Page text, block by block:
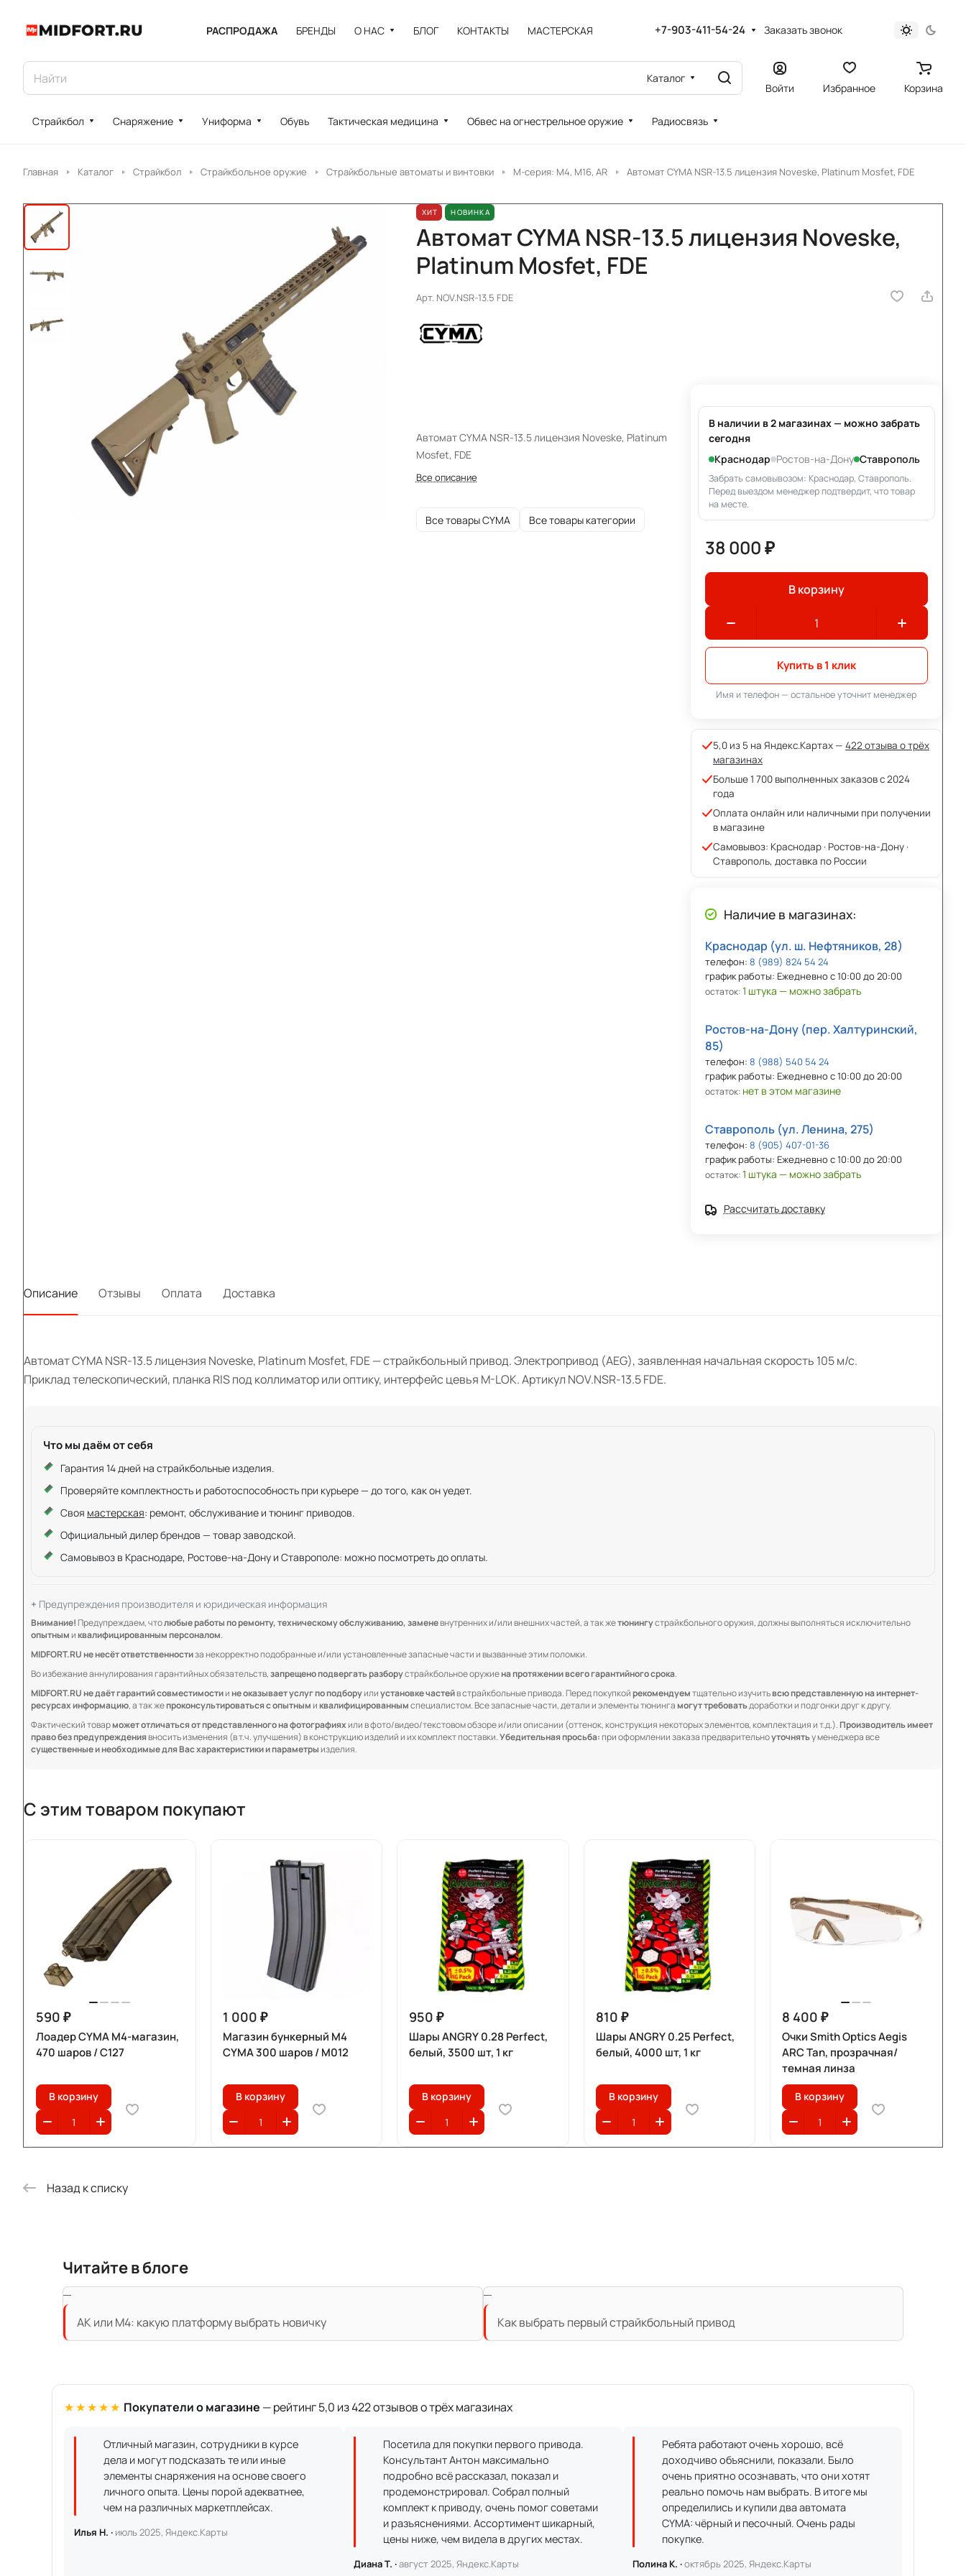
РАСПРОДАЖА БРЕНДЫ О НАС БЛОГ КОНТАКТЫ МАСТЕРСКАЯ +7-903-411-54-24 Заказать звонок
Каталог
Войти Избранное Корзина
Страйкбол Снаряжение Униформа Обувь Тактическая медицина Обвес на огнестрельное оружие Радиосвязь
Главная Каталог Страйкбол Страйкбольное оружие Страйкбольные автоматы и винтовки M-серия: M4, M16, AR Автомат CYMA NSR-13.5 лицензия Noveske, Platinum Mosfet, FDE
ХИТ НОВИНКА
Автомат CYMA NSR-13.5 лицензия Noveske,
Platinum Mosfet, FDE
Арт. NOV.NSR-13.5 FDE
Автомат CYMA NSR-13.5 лицензия Noveske, Platinum
Mosfet, FDE
Все описание
Все товары CYMA Все товары категории
В наличии в 2 магазинах — можно забрать
сегодня
Краснодар Ростов-на-Дону Ставрополь
Забрать самовывозом: Краснодар, Ставрополь.
Перед выездом менеджер подтвердит, что товар
на месте.
38 000 ₽
В корзину
Купить в 1 клик
Имя и телефон — остальное уточнит менеджер
5,0 из 5 на Яндекс.Картах — 422 отзыва о трёх
магазинах
Больше 1 700 выполненных заказов с 2024
года
Оплата онлайн или наличными при получении
в магазине
Самовывоз: Краснодар · Ростов-на-Дону ·
Ставрополь, доставка по России
Наличие в магазинах:
Краснодар (ул. ш. Нефтяников, 28)
телефон: 8 (989) 824 54 24
график работы: Ежедневно с 10:00 до 20:00
остаток:1 штука — можно забрать
Ростов-на-Дону (пер. Халтуринский,
85)
телефон: 8 (988) 540 54 24
график работы: Ежедневно с 10:00 до 20:00
остаток: нет в этом магазине
Ставрополь (ул. Ленина, 275)
телефон: 8 (905) 407-01-36
график работы: Ежедневно с 10:00 до 20:00
остаток:1 штука — можно забрать
Рассчитать доставку
Описание Отзывы Оплата Доставка
Автомат CYMA NSR-13.5 лицензия Noveske, Platinum Mosfet, FDE — страйкбольный привод. Электропривод (AEG), заявленная начальная скорость 105 м/с.
Приклад телескопический, планка RIS под коллиматор или оптику, интерфейс цевья M-LOK. Артикул NOV.NSR-13.5 FDE.
Что мы даём от себя
Гарантия 14 дней на страйкбольные изделия.
Проверяйте комплектность и работоспособность при курьере — до того, как он уедет.
Своя мастерская: ремонт, обслуживание и тюнинг приводов.
Официальный дилер брендов — товар заводской.
Самовывоз в Краснодаре, Ростове-на-Дону и Ставрополе: можно посмотреть до оплаты.
Предупреждения производителя и юридическая информация
Внимание! Предупреждаем, чтолюбые работы по ремонту, техническому обслуживанию, заменевнутренних и/или внешних частей, а так жетюнингустрайкбольного оружия, должны выполняться исключительно
опытнымиквалифицированным персоналом.
MIDFORT.RU не несёт ответственностиза некорректно подобранные и/или установленные запасные части и вызванные этим поломки.
Во избежание аннулирования гарантийных обязательств,запрещено подвергать разборустрайкбольное оружиена протяжении всего гарантийного срока.
MIDFORT.RU не даёт гарантий совместимостиине оказывает услуг по подборуилиустановке частейв страйкбольные привода. Перед покупкойрекомендуемтщательно изучитьвсю представленную на интернет-
ресурсах информацию, а так жепроконсультироваться с опытнымиквалифицированнымспециалистом. Все запасные части, детали и элементы тюнингамогут требоватьдоработки и подгонки друг к другу.
Фактический товарможет отличаться от представленного на фотографияхили в фото/видео/текстовом обзоре и/или описании (оттенок, конструкция некоторых элементов, комплектация и т.д.). Производитель имеет
право без предупреждениявносить изменения (в т.ч. улучшения) в конструкцию изделий и их комплект поставки.Убедительная просьба:при оформлении заказа предварительноуточнятьу менеджера все
существенные и необходимые для Вас характеристики и параметрыизделия.
С этим товаром покупают
590 ₽
Лоадер CYMA M4-магазин,
470 шаров / C127
В корзину
1 000 ₽
Магазин бункерный M4
CYMA 300 шаров / М012
В корзину
950 ₽
Шары ANGRY 0.28 Perfect,
белый, 3500 шт, 1 кг
В корзину
810 ₽
Шары ANGRY 0.25 Perfect,
белый, 4000 шт, 1 кг
В корзину
8 400 ₽
Очки Smith Optics Aegis
ARC Tan, прозрачная/
темная линза
В корзину
Назад к списку
Читайте в блоге
АК или M4: какую платформу выбрать новичку Как выбрать первый страйкбольный привод
★★★★★ Покупатели о магазине — рейтинг 5,0 из 422 отзывов о трёх магазинах
Отличный магазин, сотрудники в курсе
дела и могут подсказать те или иные
элементы снаряжения на основе своего
личного опыта. Цены порой адекватнее,
чем на различных маркетплейсах.
Илья Н. · июль 2025, Яндекс.Карты
Посетила для покупки первого привода.
Консультант Антон максимально
подробно всё рассказал, показал и
продемонстрировал. Собрал полный
комплект к приводу, очень помог советами
и разъяснениями. Ассортимент шикарный,
цены ниже, чем видела в других местах.
Диана Т. ·август 2025, Яндекс.Карты
Ребята работают очень хорошо, всё
доходчиво объяснили, показали. Было
очень приятно осознавать, что они хотят
реально помочь нам выбрать. В итоге мы
определились и купили два автомата
CYMA: чёрный и песочный. Очень рады
покупке.
Полина К. ·октябрь 2025, Яндекс.Карты